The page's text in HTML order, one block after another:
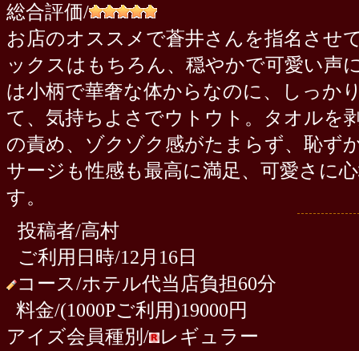
総合評価/
お店のオススメで蒼井さんを指名させ
ックスはもちろん、穏やかで可愛い声
は小柄で華奢な体からなのに、しっか
て、気持ちよさでウトウト。タオルを
の責め、ゾクゾク感がたまらず、恥ず
サージも性感も最高に満足、可愛さに
す。
投稿者/高村
ご利用日時/12月16日
コース/ホテル代当店負担60分
料金/(1000Pご利用)19000円
アイズ会員種別/ レギュラー